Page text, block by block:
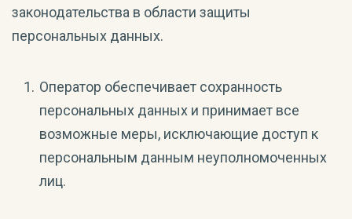
законодательства в области защиты
персональных данных.
Оператор обеспечивает сохранность
персональных данных и принимает все
возможные меры, исключающие доступ к
персональным данным неуполномоченных
лиц.